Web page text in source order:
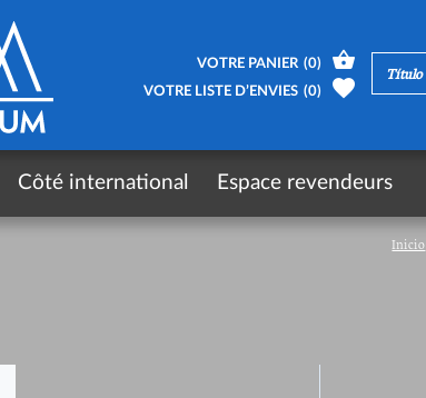
Inicio
VOTRE PANIER (0)
VOTRE LISTE D’ENVIES (0)
Côté international Espace revendeurs